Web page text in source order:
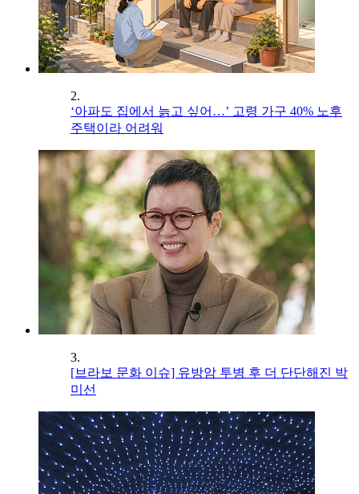
2.
‘아파도 집에서 늙고 싶어…’ 고령 가구 40% 노후
주택이라 어려워
3.
[브라보 문화 이슈] 유방암 투병 후 더 단단해진 박
미선